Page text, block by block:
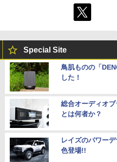
Special Site
鳥肌ものの「
した！
総合オーディオ
とは何者か？
レイズのパワー
色登場!!